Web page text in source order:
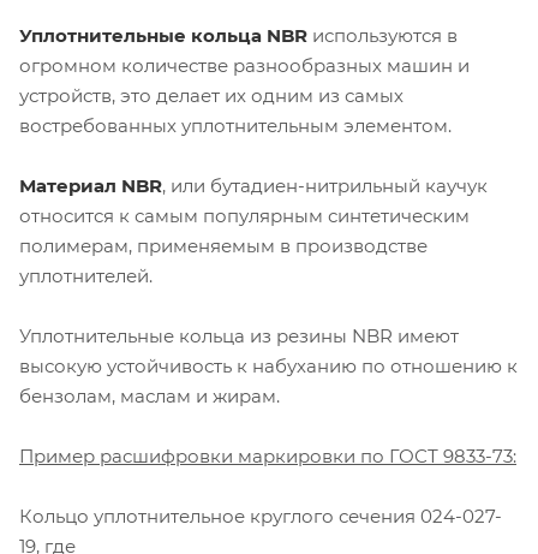
Уплотнительные кольца NBR используются в
огромном количестве разнообразных машин и
устройств, это делает их одним из самых
востребованных уплотнительным элементом.
Материал NBR, или бутадиен-нитрильный каучук
относится к самым популярным синтетическим
полимерам, применяемым в производстве
уплотнителей.
Уплотнительные кольца из резины NBR имеют
высокую устойчивость к набуханию по отношению к
бензолам, маслам и жирам.
Пример расшифровки маркировки по ГОСТ 9833-73:
Кольцо уплотнительное круглого сечения 024-027-
19, где